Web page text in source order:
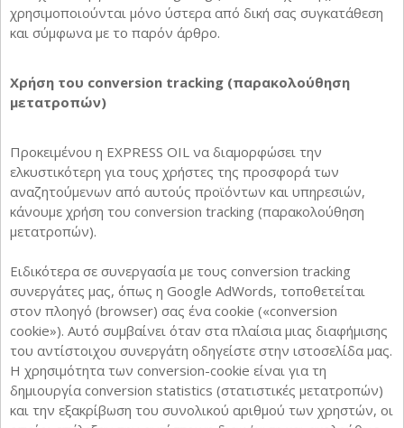
χρησιμοποιούνται μόνο ύστερα από δική σας συγκατάθεση
και σύμφωνα με το παρόν άρθρο.
Χρήση του conversion tracking (παρακολούθηση
μετατροπών)
Προκειμένου η EXPRESS OIL να διαμορφώσει την
ελκυστικότερη για τους χρήστες της προσφορά των
αναζητούμενων από αυτούς προϊόντων και υπηρεσιών,
κάνουμε χρήση του conversion tracking (παρακολούθηση
μετατροπών).
Ειδικότερα σε συνεργασία με τους conversion tracking
συνεργάτες μας, όπως η Google AdWords, τοποθετείται
στον πλοηγό (browser) σας ένα cookie («conversion
cookie»). Αυτό συμβαίνει όταν στα πλαίσια μιας διαφήμισης
του αντίστοιχου συνεργάτη οδηγείστε στην ιστοσελίδα μας.
Η χρησιμότητα των conversion-cookie είναι για τη
δημιουργία conversion statistics (στατιστικές μετατροπών)
και την εξακρίβωση του συνολικού αριθμού των χρηστών, οι